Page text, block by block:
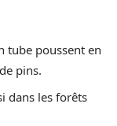
tube poussent en
pins.
dans les forêts